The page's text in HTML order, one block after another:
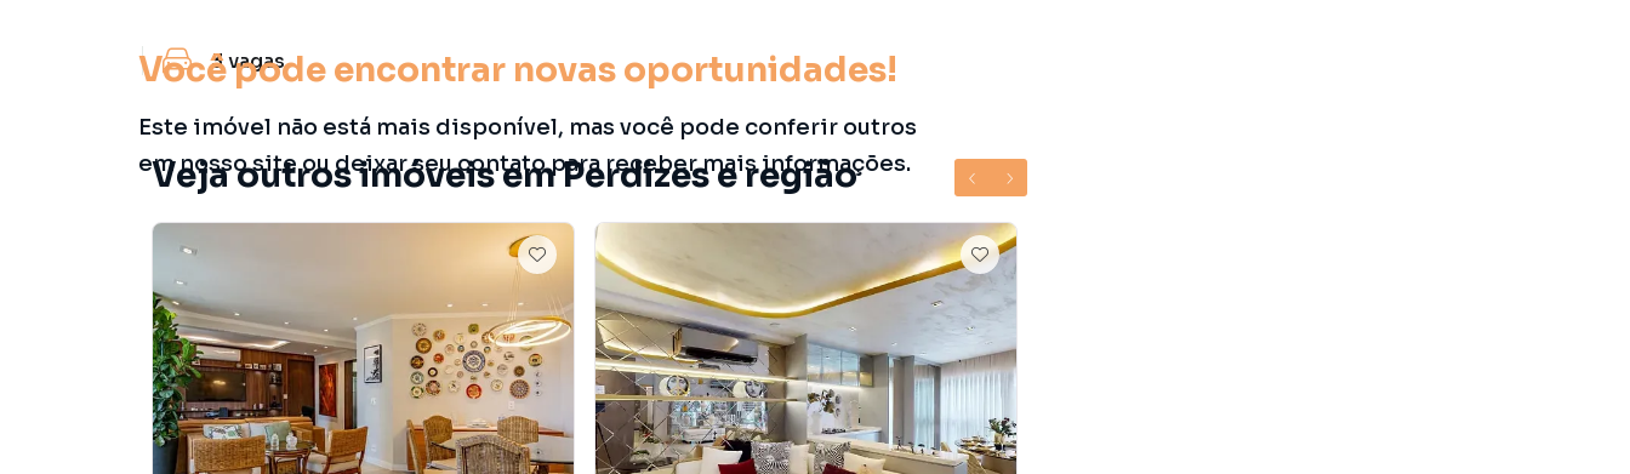
Você pode encontrar novas oportunidades!
Este imóvel não está mais disponível, mas você pode conferir outros
em nosso site ou deixar seu contato para receber mais informações.
3vagas
Veja outros imóveis em Perdizes e região